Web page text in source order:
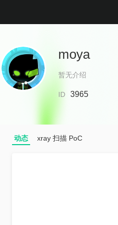
moya
暂无介绍
ID 3965
动态 xray 扫描 PoC